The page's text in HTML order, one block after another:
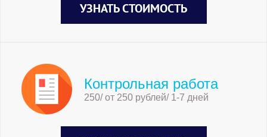
УЗНАТЬ СТОИМОСТЬ
Контрольная работа
250/ от 250 рублей/ 1-7 дней